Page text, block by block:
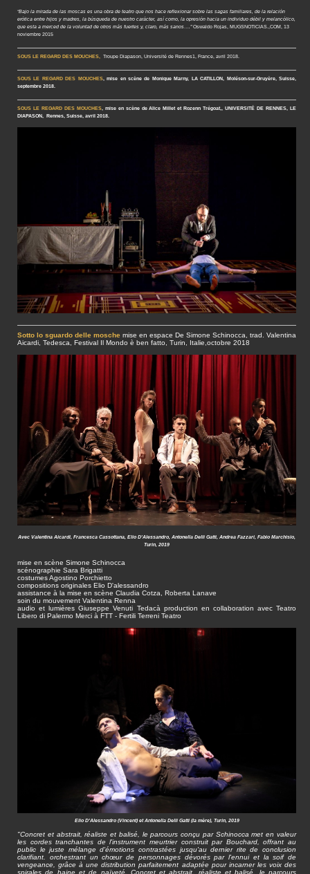
“Bajo la mirada de las moscas es una obra de teatro que nos hace reflexionar sobre las sagas familiares, de la relación
erótica entre hijos y madres, la búsqueda de nuestro carácter, así como, la opresión hacia un individuo débil y melancólico,
que esta a merced de la voluntad de otros más fuertes y, claro, más sanos….”Oswaldo Rojas, MUGSNOTICIAS.,COM, 13
noviembre 2015
SOUS LE REGARD DES MOUCHES, Troupe Diapason, Université de Rennes1, France, avril 2018.
SOUS LE REGARD DES MOUCHES, mise en scène de Monique Marny, LA CATILLON, Moléson-sur-Gruyère, Suisse,
septembre 2018.
SOUS LE REGARD DES MOUCHES, mise en scène de Alice Millet et Rozenn Trégoat,, UNIVERSITÉ DE RENNES, LE
DIAPASON, Rennes, Suisse, avril 2018.
Sotto lo sguardo delle mosche mise en espace De Simone Schinocca, trad. Valentina
Aicardi, Tedesca, Festival Il Mondo è ben fatto, Turin, Italie,octobre 2018
Avec Valentina Aicardi, Francesca Cassottana, Elio D'Alessandro, Antonella Delli Gatti, Andrea Fazzari, Fabio Marchisio,
Turin, 2019
mise en scène Simone Schinocca
scénographie Sara Brigatti
costumes Agostino Porchietto
compositions originales Elio D'alessandro
assistance à la mise en scène Claudia Cotza, Roberta Lanave
soin du mouvement Valentina Renna
audio et lumières Giuseppe Venuti Tedacà production en collaboration avec Teatro
Libero di Palermo Merci à FTT - Fertili Terreni Teatro
Elio D'Alessandro (Vincent) et Antonella Delli Gatti (la mère), Turin, 2019
"Concret et abstrait, réaliste et balisé, le parcours conçu par Schinocca met en valeur
les cordes tranchantes de l'instrument meurtrier construit par Bouchard, offrant au
public le juste mélange d'émotions contrastées jusqu'au dernier rite de conclusion
clarifiant. orchestrant un chœur de personnages dévorés par l'ennui et la soif de
vengeance, grâce à une distribution parfaitement adaptée pour incarner les voix des